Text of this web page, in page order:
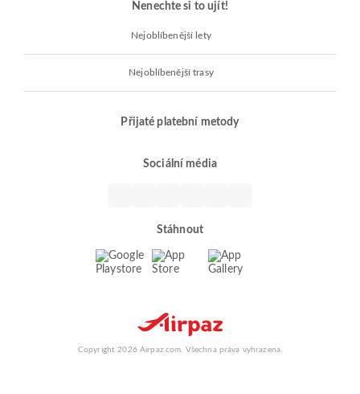
Nenechte si to ujít!
Nejoblíbenější lety
Nejoblíbenější trasy
Přijaté platební metody
Sociální média
Stáhnout
Copyright 2026 Airpaz.com. Všechna práva vyhrazena.